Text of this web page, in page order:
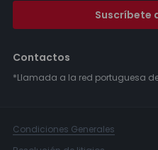
Suscríbete
Contactos
*Llamada a la red portuguesa
Condiciones Generales